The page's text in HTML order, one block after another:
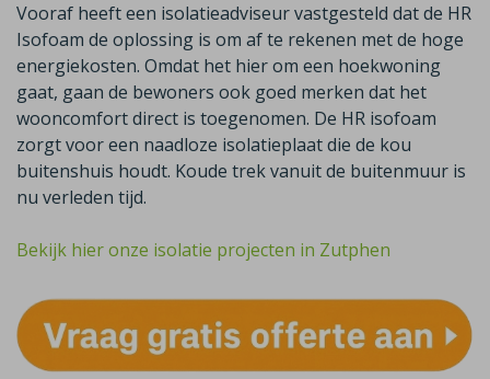
Vooraf heeft een isolatieadviseur vastgesteld dat de HR
Isofoam de oplossing is om af te rekenen met de hoge
energiekosten. Omdat het hier om een hoekwoning
gaat, gaan de bewoners ook goed merken dat het
wooncomfort direct is toegenomen. De HR isofoam
zorgt voor een naadloze isolatieplaat die de kou
buitenshuis houdt. Koude trek vanuit de buitenmuur is
nu verleden tijd.
Bekijk hier onze isolatie projecten in Zutphen